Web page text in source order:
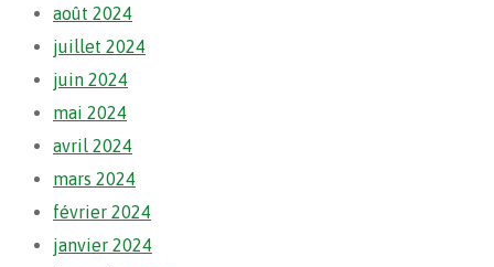
août 2024
juillet 2024
juin 2024
mai 2024
avril 2024
mars 2024
février 2024
janvier 2024